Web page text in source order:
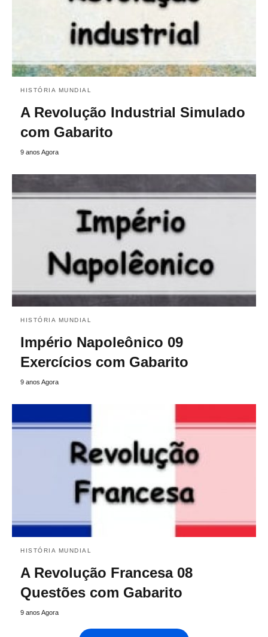
HISTÓRIA MUNDIAL
A Revolução Industrial Simulado
com Gabarito
9 anos Agora
HISTÓRIA MUNDIAL
Império Napoleônico 09
Exercícios com Gabarito
9 anos Agora
HISTÓRIA MUNDIAL
A Revolução Francesa 08
Questões com Gabarito
9 anos Agora